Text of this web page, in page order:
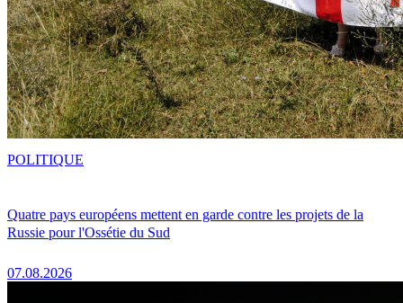
Quatre pays européens mettent en garde contre les projets de la
Russie pour l'Ossétie du Sud
07.08.2026
POLITIQUE